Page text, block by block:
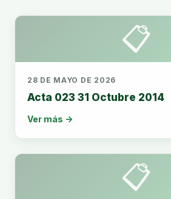
📋
28 DE MAYO DE 2026
Acta 023 31 Octubre 2014
Ver más →
📋